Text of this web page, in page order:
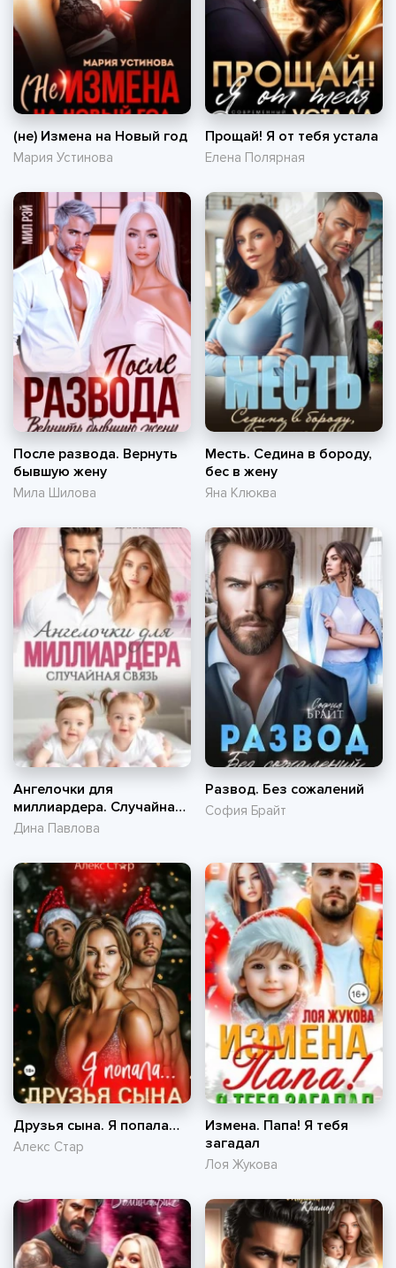
(не) Измена на Новый год
Мария Устинова
Прощай! Я от тебя устала
Елена Полярная
После развода. Вернуть
бывшую жену
Мила Шилова
Месть. Седина в бороду,
бес в жену
Яна Клюква
Ангелочки для
миллиардера. Случайная
связь
Дина Павлова
Развод. Без сожалений
София Брайт
Друзья сына. Я попала…
Алекс Стар
Измена. Папа! Я тебя
загадал
Лоя Жукова